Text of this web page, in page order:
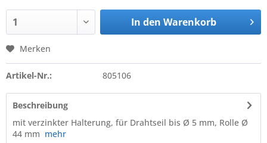
In den Warenkorb
Merken
Artikel-Nr.: 805106
Beschreibung
mit verzinkter Halterung, für Drahtseil bis Ø 5 mm, Rolle Ø
44 mm mehr